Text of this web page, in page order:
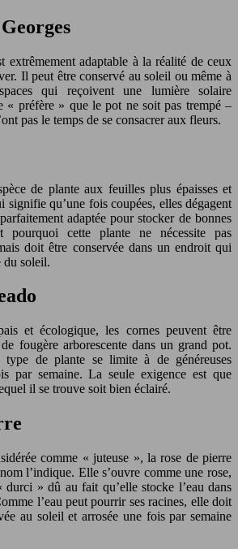
extrêmement adaptable à la réalité de ceux
Il peut être conservé au soleil ou même à
qui reçoivent une lumière solaire
« préfère » que le pot ne soit pas trempé –
pas le temps de se consacrer aux fleurs.
de plante aux feuilles plus épaisses et
signifie qu’une fois coupées, elles dégagent
adaptée pour stocker de bonnes
pourquoi cette plante ne nécessite pas
doit être conservée dans un endroit qui
du soleil.
et écologique, les cornes peuvent être
fougère arborescente dans un grand pot.
type de plante se limite à de généreuses
par semaine. La seule exigence est que
il se trouve soit bien éclairé.
comme « juteuse », la rose de pierre
l’indique. Elle s’ouvre comme une rose,
durci » dû au fait qu’elle stocke l’eau dans
l’eau peut pourrir ses racines, elle doit
au soleil et arrosée une fois par semaine